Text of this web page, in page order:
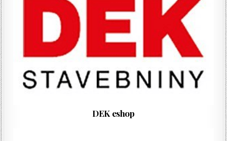
DEK eshop